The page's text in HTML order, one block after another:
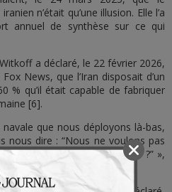
n’était qu’une illusion. Elle l’a
annuel de synthèse sur ce qui
a déclaré, le 22 février 2026,
News, que l’Iran disposait d’un
% qu’il était capable de fabriquer
[6].
que nous déployons là-bas,
nous dire : “Nous ne voulons pas
nous sommes prêts à faire ?” »,